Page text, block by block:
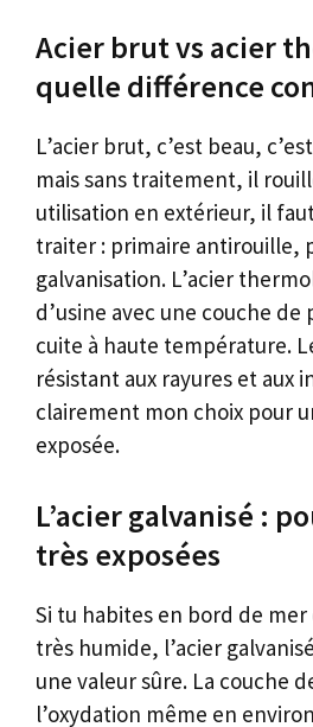
Acier brut vs acier
quelle différence
L’acier brut, c’est beau,
mais sans traitement, il
utilisation en extérieur, il
traiter : primaire antirouille,
galvanisation. L’acier
d’usine avec une couche
cuite à haute température.
résistant aux rayures et aux
clairement mon choix pour
exposée.
L’acier galvanisé :
très exposées
Si tu habites en bord de
très humide, l’acier
une valeur sûre. La couche
l’oxydation même en